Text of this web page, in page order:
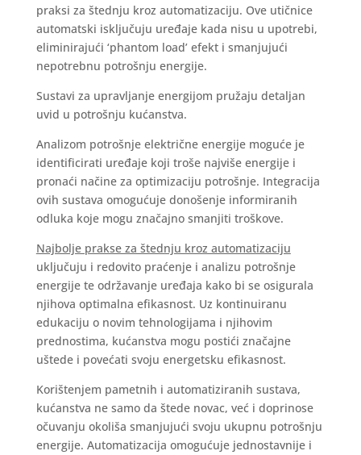
praksi za štednju kroz automatizaciju. Ove utičnice
automatski isključuju uređaje kada nisu u upotrebi,
eliminirajući ‘phantom load’ efekt i smanjujući
nepotrebnu potrošnju energije.
Sustavi za upravljanje energijom pružaju detaljan
uvid u potrošnju kućanstva.
Analizom potrošnje električne energije moguće je
identificirati uređaje koji troše najviše energije i
pronaći načine za optimizaciju potrošnje. Integracija
ovih sustava omogućuje donošenje informiranih
odluka koje mogu značajno smanjiti troškove.
Najbolje prakse za štednju kroz automatizaciju
uključuju i redovito praćenje i analizu potrošnje
energije te održavanje uređaja kako bi se osigurala
njihova optimalna efikasnost. Uz kontinuiranu
edukaciju o novim tehnologijama i njihovim
prednostima, kućanstva mogu postići značajne
uštede i povećati svoju energetsku efikasnost.
Korištenjem pametnih i automatiziranih sustava,
kućanstva ne samo da štede novac, već i doprinose
očuvanju okoliša smanjujući svoju ukupnu potrošnju
energije. Automatizacija omogućuje jednostavnije i